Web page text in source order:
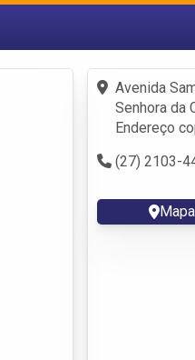
Fazer login
Criar conta
Avenida
Senhora da
Endereço
(27) 2103-
Mapa